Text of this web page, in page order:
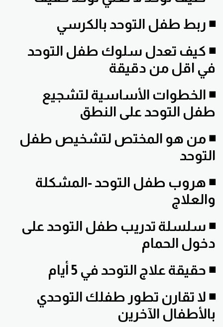
◾ ربط طفل التوحد بالكرسي
◾ كيف تعدل سلوك طفل التوحد
في اقل من دقيقة
◾ الخطوات الأساسية لتشجيع
طفل التوحد على النطق
◾ من هو المختص لتشخيص طفل
التوحد
◾ هروب طفل التوحد -المشكلة
والعلاج
◾ سلسلة تدريب طفل التوحد على
دخول الحمام
◾ حقيقة علاج التوحد في 5 أيام
◾ لا تقارن تطور طفلك التوحدي
بالأطفال الآخرين